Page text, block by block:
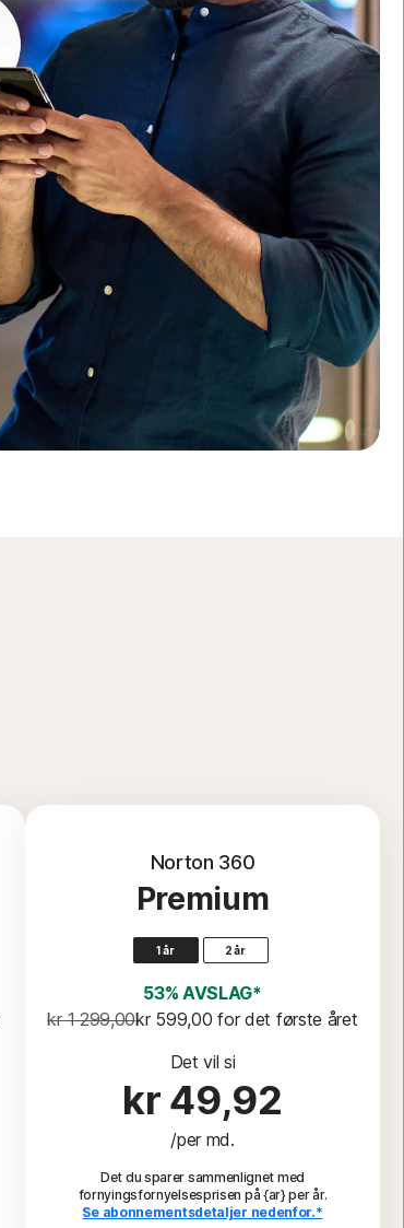
Norton 360
Premium
1 år 2 år
53% AVSLAG*
kr 1 299,00kr 599,00 for det første året
Det vil si
kr 49,92
/per md.
Det du sparer sammenlignet med
fornyingsfornyelsesprisen på {ar} per år.
Se abonnementsdetaljer nedenfor.*